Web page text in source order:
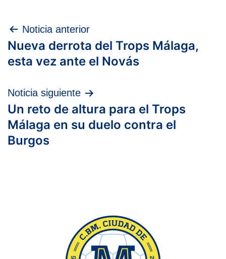
Navegación
de
Noticia anterior
Nueva derrota del Trops Málaga,
esta vez ante el Novás
Noticia siguiente
Un reto de altura para el Trops
Málaga en su duelo contra el
Burgos